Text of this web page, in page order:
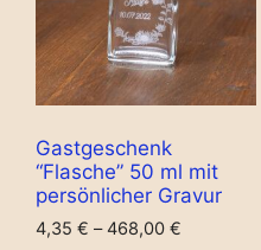
Gastgeschenk
“Flasche” 50 ml mit
persönlicher Gravur
4,35 € –468,00 €